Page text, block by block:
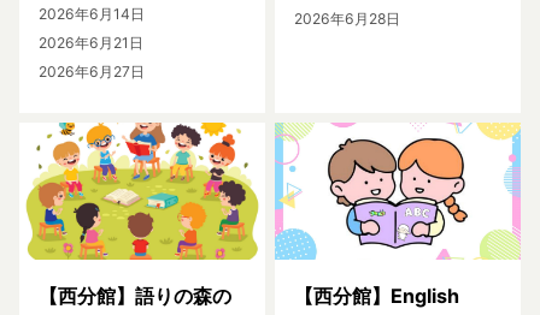
2026年6月14日
2026年6月21日
2026年6月27日
2026年6月28日
【西分館】語りの森の
【西分館】English